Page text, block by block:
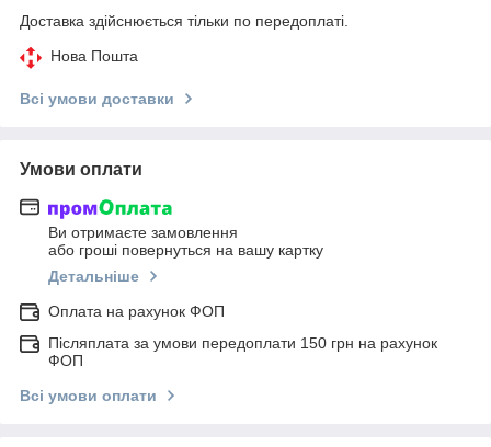
Доставка здійснюється тільки по передоплаті.
Нова Пошта
Всі умови доставки
Умови оплати
Ви отримаєте замовлення
або гроші повернуться на вашу картку
Детальніше
Оплата на рахунок ФОП
Післяплата за умови передоплати 150 грн на рахунок
ФОП
Всі умови оплати